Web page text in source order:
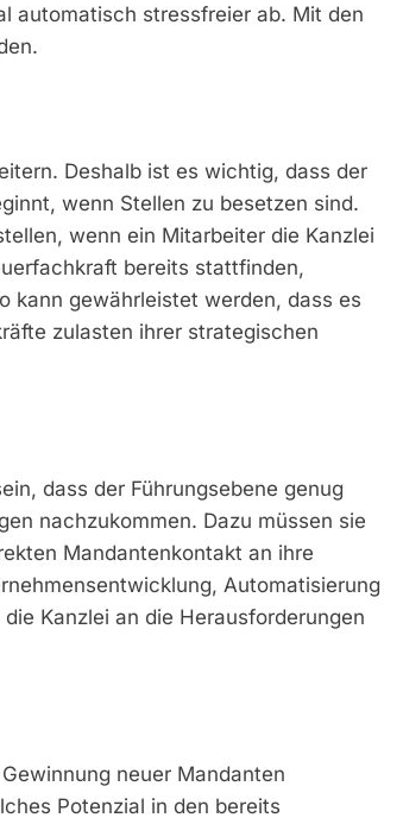
automatisch stressfreier ab. Mit den
Deshalb ist es wichtig, dass der
wenn Stellen zu besetzen sind.
wenn ein Mitarbeiter die Kanzlei
bereits stattfinden,
kann gewährleistet werden, dass es
zulasten ihrer strategischen
dass der Führungsebene genug
nachzukommen. Dazu müssen sie
Mandantenkontakt an ihre
Automatisierung
Kanzlei an die Herausforderungen
neuer Mandanten
Potenzial in den bereits